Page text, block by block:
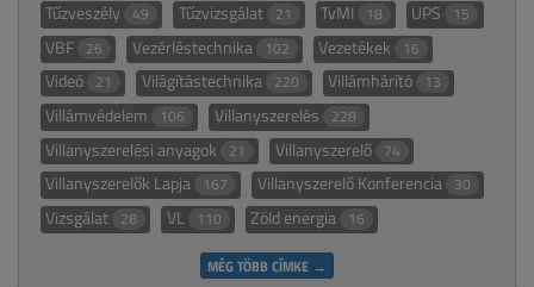
Tűzveszély 49 Tűzvizsgálat 21 TvMI 18 UPS 15
VBF 26 Vezérléstechnika 102 Vezetékek 16
Videó 21 Világítástechnika 220 Villámhárító 13
Villámvédelem 106 Villanyszerelés 228
Villanyszerelési anyagok 21 Villanyszerelő 74
Villanyszerelők Lapja 167 Villanyszerelő Konferencia 30
Vizsgálat 28 VL 110 Zöld energia 16
MÉG TÖBB CÍMKE →